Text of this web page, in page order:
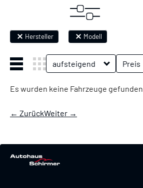
Hersteller Modell
aufsteigend Preis
Es wurden keine Fahrzeuge gefunden
← ZurückWeiter →